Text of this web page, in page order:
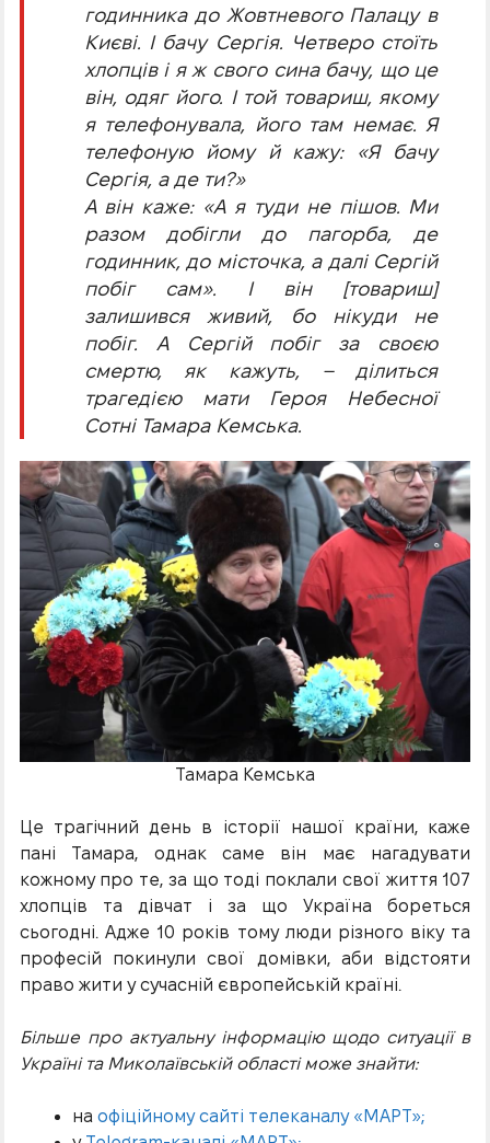
годинника до Жовтневого Палацу в
Києві. І бачу Сергія. Четверо стоїть
хлопців і я ж свого сина бачу, що це
він, одяг його. І той товариш, якому
я телефонувала, його там немає. Я
телефоную йому й кажу: «Я бачу
Сергія, а де ти?»
А він каже: «А я туди не пішов. Ми
разом добігли до пагорба, де
годинник, до місточка, а далі Сергій
побіг сам». І він [товариш]
залишився живий, бо нікуди не
побіг. А Сергій побіг за своєю
смертю, як кажуть, – ділиться
трагедією мати Героя Небесної
Сотні Тамара Кемська.
Тамара Кемська
Це трагічний день в історії нашої країни, каже
пані Тамара, однак саме він має нагадувати
кожному про те, за що тоді поклали свої життя 107
хлопців та дівчат і за що Україна бореться
сьогодні. Адже 10 років тому люди різного віку та
професій покинули свої домівки, аби відстояти
право жити у сучасній європейській країні.
Більше про актуальну інформацію щодо ситуації в
Україні та Миколаївській області може знайти:
на офіційному сайті телеканалу «МАРТ»;